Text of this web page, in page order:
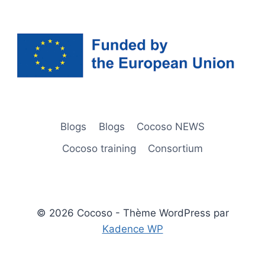
Blogs Blogs
Cocoso NEWS
Cocoso training
Consortium
© 2026 Cocoso - Thème WordPress par
Kadence WP